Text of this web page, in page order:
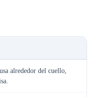
alrededor del cuello,